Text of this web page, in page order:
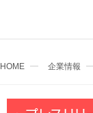
HOME 企業情報